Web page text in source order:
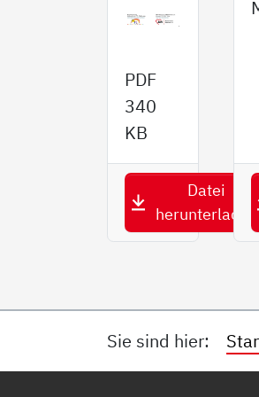
PDF
340
KB
Datei
herunterladen
Sie sind hier: